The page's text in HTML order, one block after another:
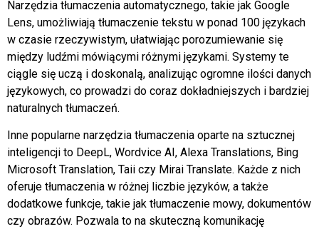
Narzędzia tłumaczenia automatycznego, takie jak Google
Lens, umożliwiają tłumaczenie tekstu w ponad 100 językach
w czasie rzeczywistym, ułatwiając porozumiewanie się
między ludźmi mówiącymi różnymi językami. Systemy te
ciągle się uczą i doskonalą, analizując ogromne ilości danych
językowych, co prowadzi do coraz dokładniejszych i bardziej
naturalnych tłumaczeń.
Inne popularne narzędzia tłumaczenia oparte na sztucznej
inteligencji to DeepL, Wordvice AI, Alexa Translations, Bing
Microsoft Translation, Taii czy Mirai Translate. Każde z nich
oferuje tłumaczenia w różnej liczbie języków, a także
dodatkowe funkcje, takie jak tłumaczenie mowy, dokumentów
czy obrazów. Pozwala to na skuteczną komunikację